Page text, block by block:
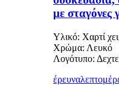
με σταγόνες
Υλικό: Χαρτί
Χρώμα: Λευκό
Λογότυπο:
έρευνα